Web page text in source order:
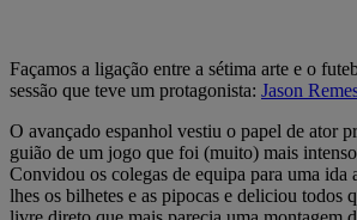
Façamos a ligação entre a sétima arte e o
sessão que teve um protagonista: Jason
O avançado espanhol vestiu o papel de ator
guião de um jogo que foi (muito) mais
Convidou os colegas de equipa para uma ida
lhes os bilhetes e as pipocas e deliciou todos